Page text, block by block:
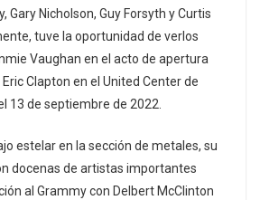
Gary Nicholson, Guy Forsyth y Curtis
tuve la oportunidad de verlos
Vaughan en el acto de apertura
Clapton en el United Center de
13 de septiembre de 2022.
estelar en la sección de metales, su
docenas de artistas importantes
al Grammy con Delbert McClinton